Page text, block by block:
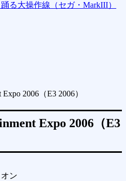
る大操作線（セガ・MarkIII）
2006（E3 2006）
Expo 2006（E3
ン